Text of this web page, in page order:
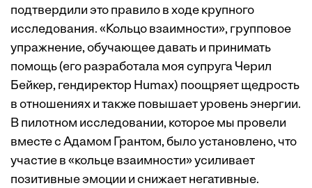
подтвердили это правило в ходе крупного
исследования. «Кольцо взаимности», групповое
упражнение, обучающее давать и принимать
помощь (его разработала моя супруга Черил
Бейкер, гендиректор Humax) поощряет щедрость
в отношениях и также повышает уровень энергии.
В пилотном исследовании, которое мы провели
вместе с Адамом Грантом, было установлено, что
участие в «кольце взаимности» усиливает
позитивные эмоции и снижает негативные.